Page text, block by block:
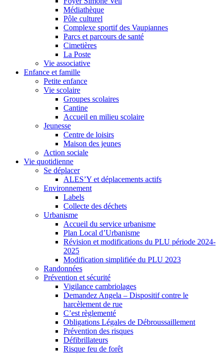
Médiathèque
Pôle culturel
Complexe sportif des Vaupiannes
Parcs et parcours de santé
Cimetières
La Poste
Vie associative
Enfance et famille
Petite enfance
Vie scolaire
Groupes scolaires
Cantine
Accueil en milieu scolaire
Jeunesse
Centre de loisirs
Maison des jeunes
Action sociale
Vie quotidienne
Se déplacer
ALES’Y et déplacements actifs
Environnement
Labels
Collecte des déchets
Urbanisme
Accueil du service urbanisme
Plan Local d’Urbanisme
Révision et modifications du PLU période 2024-
2025
Modification simplifiée du PLU 2023
Randonnées
Prévention et sécurité
Vigilance cambriolages
Demandez Angela – Dispositif contre le
harcèlement de rue
C’est règlementé
Obligations Légales de Débroussaillement
Prévention des risques
Défibrillateurs
Risque feu de forêt